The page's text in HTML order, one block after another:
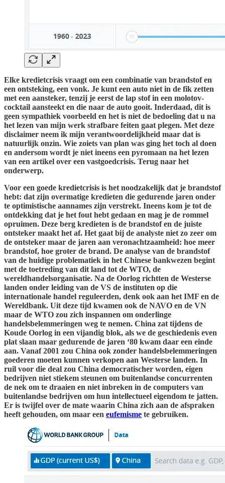
Elke kredietcrisis vraagt om een combinatie van brandstof en
een ontsteking, een vonk. Je kunt een auto niet in de fik zetten
met een aansteker, tenzij je eerst de lap stof in een molotov-
cocktail aansteekt en die naar de auto gooit. Inderdaad, dit is
geen sympathiek voorbeeld en het is niet de bedoeling dat u na
het lezen van mijn werk strafbare feiten gaat plegen. Met deze
disclaimer neem ik mijn verantwoordelijkheid maar dat is
natuurlijk onzin. Wie zoiets van plan was ging het toch al doen
en andersom wordt je niet ineens een pyromaan na het lezen
van een artikel over een vastgoedcrisis. Terug naar het
onderwerp.
Voor een goede kredietcrisis is het noodzakelijk dat je brandstof
hebt: dat zijn overmatige kredieten die gedurende jaren onder
te optimistische aannames zijn verstrekt. Ineens kom je tot de
ontdekking dat je het fout hebt gedaan en mag je de rommel
opruimen. Deze berg kredieten is de brandstof en de juiste
ontsteker maakt het af. Het gaat bij de analyste niet zo zeer om
de ontsteker maar de jaren aan veronachtzaamheid: hoe meer
brandstof, hoe groter de brand. De analyse van de brandstof
van de huidige problematiek in het Chinese bankwezen begint
met de toetreding van dit land tot de WTO, de
wereldhandelsorganisatie. Na de Oorlog richtten de Westerse
landen onder leiding van de VS de instituten op die
internationale handel reguleerden, denk ook aan het IMF en de
Wereldbank. Uit deze tijd kwamen ook de NAVO en de VN
maar de WTO zou zich inspannen om onderlinge
handelsbelemmeringen weg te nemen. China zat tijdens de
Koude Oorlog in een vijandig blok, als we de geschiedenis even
plat slaan maar gedurende de jaren ‘80 kwam daar een einde
aan. Vanaf 2001 zou China ook zonder handelsbelemmeringen
goederen moeten kunnen verkopen aan Westerse landen. In
ruil voor die deal zou China democratischer worden, eigen
bedrijven niet stiekem steunen om buitenlandse concurrenten
de nek om te draaien en niet inbreken in de computers van
buitenlandse bedrijven om hun intellectueel eigendom te jatten.
Er is twijfel over de mate waarin China zich aan de afspraken
heeft gehouden, om maar een eufemisme te gebruiken.